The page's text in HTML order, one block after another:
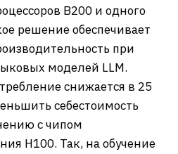
B200 и одного
решение обеспечивает
при
моделей LLM.
снижается в 25
себестоимость
с чипом
H100. Так, на обучение